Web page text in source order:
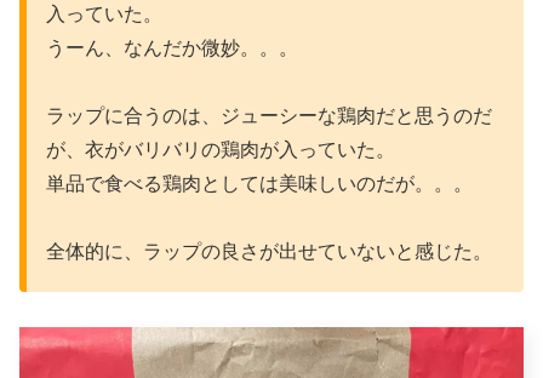
入っていた。
うーん、なんだか微妙。。。
ラップに合うのは、ジューシーな鶏肉だと思うのだ
が、衣がバリバリの鶏肉が入っていた。
単品で食べる鶏肉としては美味しいのだが。。。
全体的に、ラップの良さが出せていないと感じた。